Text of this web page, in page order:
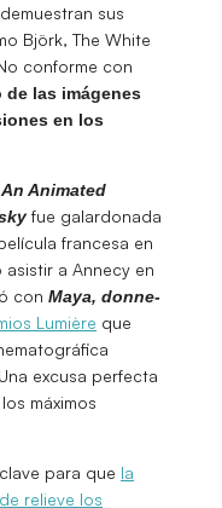
sus
Björk, The White
conforme con
las imágenes
en los
Animated
fue galardonada
francesa en
a Annecy en
con Maya, donne-
Lumière que
excusa perfecta
máximos
para que la
relieve los